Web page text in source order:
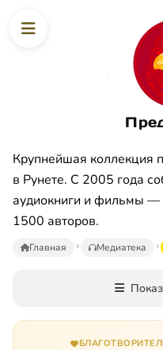
Крупнейшая коллекция
в Рунете. С 2005 года
аудиокниги и фильмы —
1500 авторов.
Главная Медиатека